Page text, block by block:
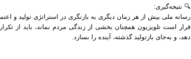
🔍 نتیجه‌گیری:
رسانه ملی بیش از هر زمان دیگری به بازنگری در استراتژی تولید و
قرار است تلویزیون همچنان بخشی از زندگی مردم بماند، باید از
دهد، و به‌جای بازتولید گذشته، آینده را بسازد.